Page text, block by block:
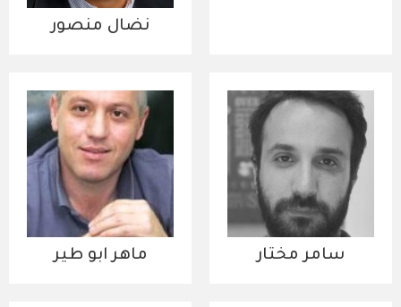
نضال منصور
سامر مختار ماهر ابو طير